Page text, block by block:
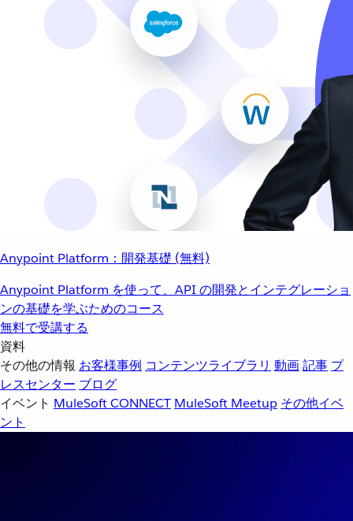
Anypoint Platform：開発基礎 (無料)
Anypoint Platform を使って、API の開発とインテグレーショ
ンの基礎を学ぶためのコース
無料で受講する
資料
その他の情報 お客様事例 コンテンツライブラリ 動画記事 プ
レスセンター ブログ
イベント MuleSoft CONNECT MuleSoft Meetup その他イベ
ント